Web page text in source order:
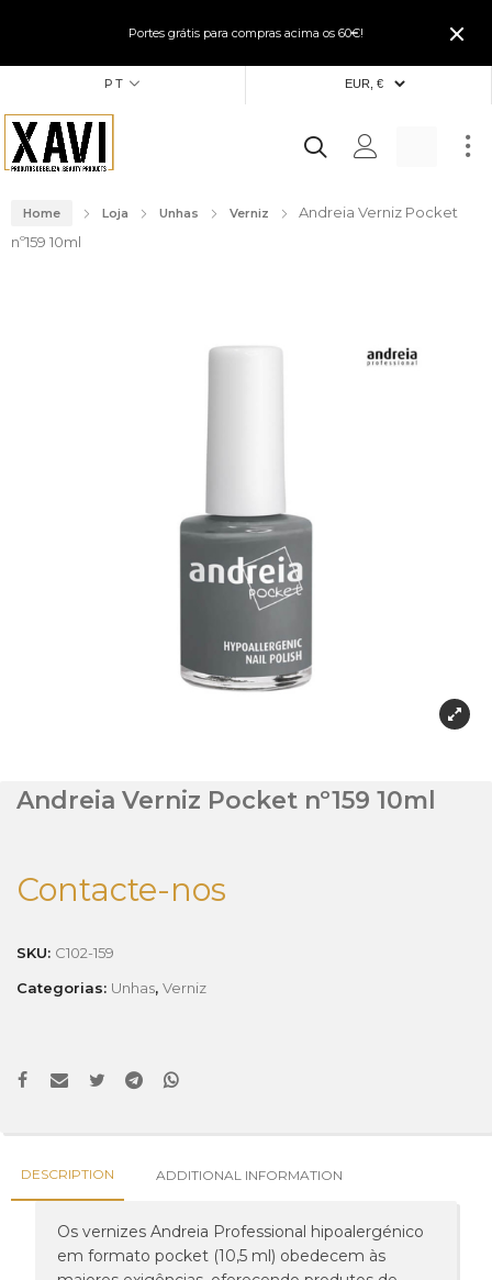
Portes grátis para compras acima os 60€!
PT
Home Loja Unhas Verniz
Andreia Verniz Pocket
nº159 10ml
Andreia Verniz Pocket nº159 10ml
Contacte-nos
SKU: C102-159
Categorias: Unhas, Verniz
DESCRIPTION ADDITIONAL INFORMATION
Os vernizes Andreia Professional hipoalergénico
em formato pocket (10,5 ml) obedecem às